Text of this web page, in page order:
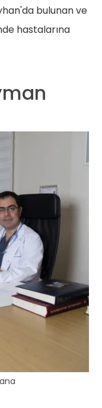
bulunan ve
hastalarına